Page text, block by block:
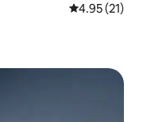
レビュー21
4.95 (21)